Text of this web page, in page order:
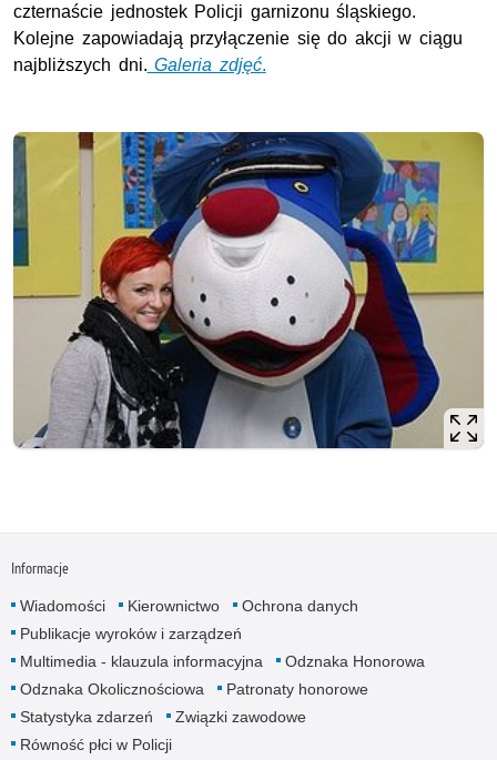
czternaście jednostek Policji garnizonu śląskiego.
Kolejne zapowiadają przyłączenie się do akcji w ciągu
najbliższych dni. Galeria zdjęć.
Informacje
Wiadomości Kierownictwo
Ochrona danych
Publikacje wyroków i zarządzeń
Multimedia - klauzula informacyjna
Odznaka Honorowa
Odznaka Okolicznościowa
Patronaty honorowe
Statystyka zdarzeń
Związki zawodowe
Równość płci w Policji